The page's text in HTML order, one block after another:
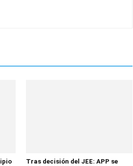
Tras decisión del JEE: APP se